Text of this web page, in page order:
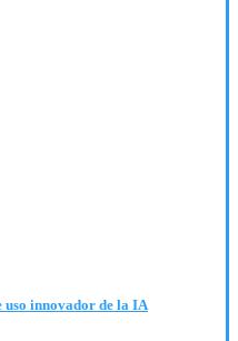
uso innovador de la IA